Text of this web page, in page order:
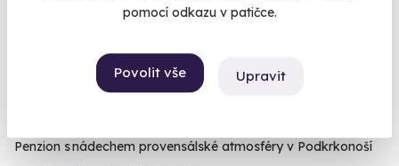
pomocí odkazu v patičce.
Povolit vše Upravit
Penzion s nádechem provensálské atmosféry v Podkrkonoší